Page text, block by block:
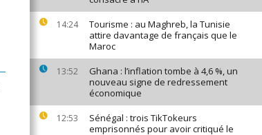
14:24
Tourisme : au Maghreb, la Tunisie
attire davantage de français que le
Maroc
13:52
Ghana : l’inflation tombe à 4,6 %, un
nouveau signe de redressement
économique
12:53
Sénégal : trois TikTokeurs
emprisonnés pour avoir critiqué le